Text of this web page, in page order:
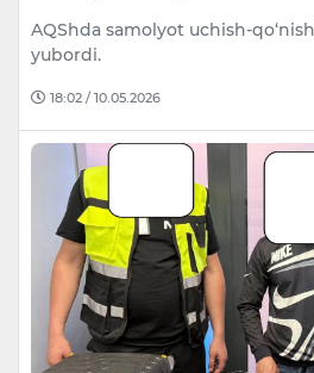
AQShda samolyot uchish-
yubordi.
18:02 / 10.05.2026